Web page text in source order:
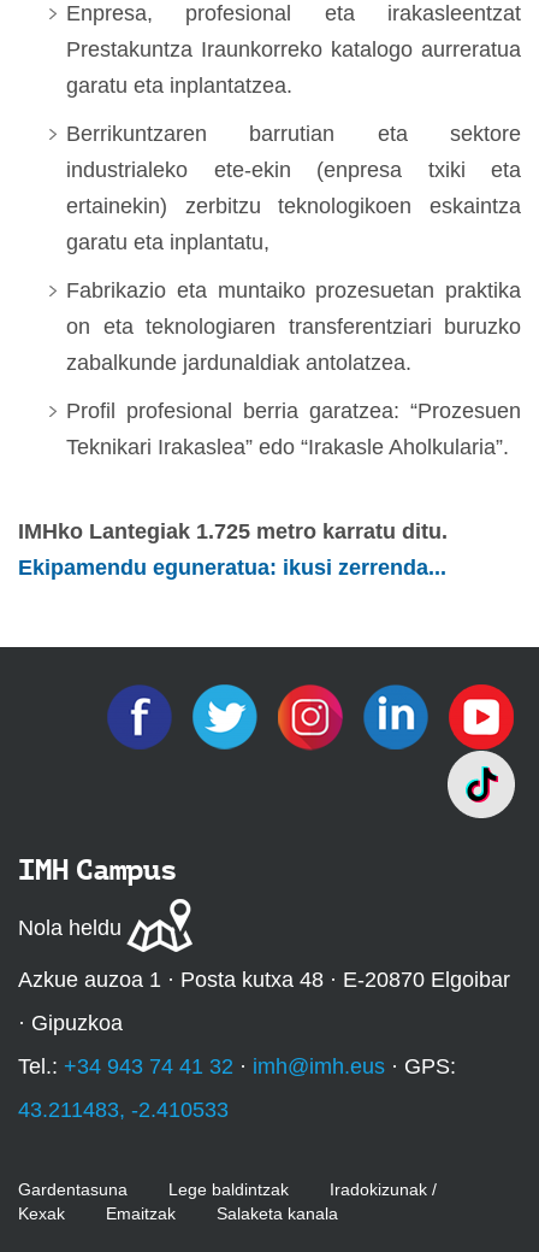
Enpresa, profesional eta irakasleentzat
Prestakuntza Iraunkorreko katalogo aurreratua
garatu eta inplantatzea.
Berrikuntzaren barrutian eta sektore
industrialeko ete-ekin (enpresa txiki eta
ertainekin) zerbitzu teknologikoen eskaintza
garatu eta inplantatu,
Fabrikazio eta muntaiko prozesuetan praktika
on eta teknologiaren transferentziari buruzko
zabalkunde jardunaldiak antolatzea.
Profil profesional berria garatzea: “Prozesuen
Teknikari Irakaslea” edo “Irakasle Aholkularia”.
IMHko Lantegiak 1.725 metro karratu ditu.
Ekipamendu eguneratua: ikusi zerrenda...
IMH Campus
Nola heldu
Azkue auzoa 1 · Posta kutxa 48 · E-20870 Elgoibar
· Gipuzkoa
Tel.: +34 943 74 41 32 · imh@imh.eus · GPS:
43.211483, -2.410533
Gardentasuna Lege baldintzak
Iradokizunak /
Kexak
Emaitzak Salaketa kanala